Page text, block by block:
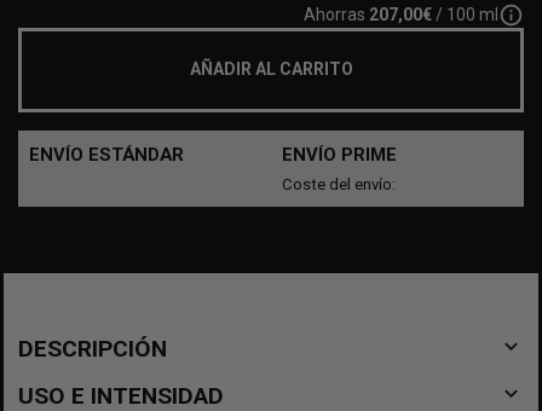
Ahorras 207,00€ / 100 ml info_outline
AÑADIR AL CARRITO
ENVÍO ESTÁNDAR ENVÍO PRIME
Coste del envío:
DESCRIPCIÓN navigate_before
USO E INTENSIDAD navigate_before